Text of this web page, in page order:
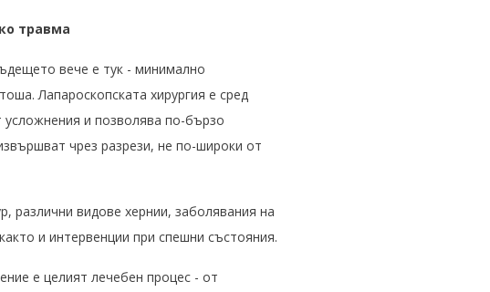
травма
вече е тук - минимално
Лапароскопската хирургия е сред
и позволява по-бързо
чрез разрези, не по-широки от
различни видове хернии, заболявания на
и интервенции при спешни състояния.
е целият лечебен процес - от